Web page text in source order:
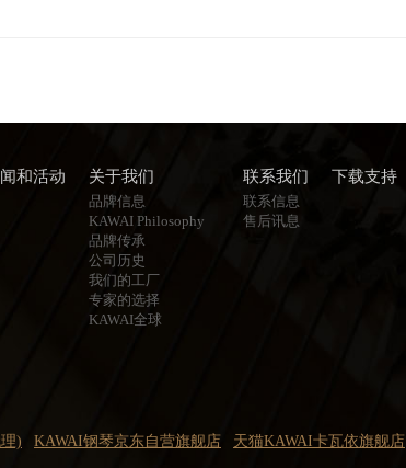
和活动 关于我们
品牌信息
KAWAI Philosophy
品牌传承
公司历史
我们的工厂
专家的选择
KAWAI全球
联系我们
联系信息
售后讯息
下载支持
) KAWAI钢琴京东自营旗舰店 天猫KAWAI卡瓦依旗舰店